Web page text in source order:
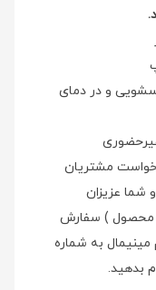
و در دمای
مشتریان
عزیزان
محصول ) سفارش
مینیمال به شماره